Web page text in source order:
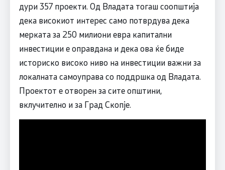
дури 357 проекти. Од Владата тогаш соопштија
дека високиот интерес само потврдува дека
мерката за 250 милиони евра капитални
инвестиции е оправдана и дека ова ќе биде
историско високо ниво на инвестиции важни за
локалната самоуправа со поддршка од Владата.
Проектот е отворен за сите општини,
вклучително и за Град Скопје.